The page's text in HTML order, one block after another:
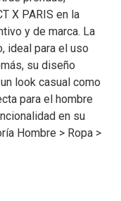
X PARIS en la
y de marca. La
ideal para el uso
su diseño
look casual como
para el hombre
en su
Hombre > Ropa >